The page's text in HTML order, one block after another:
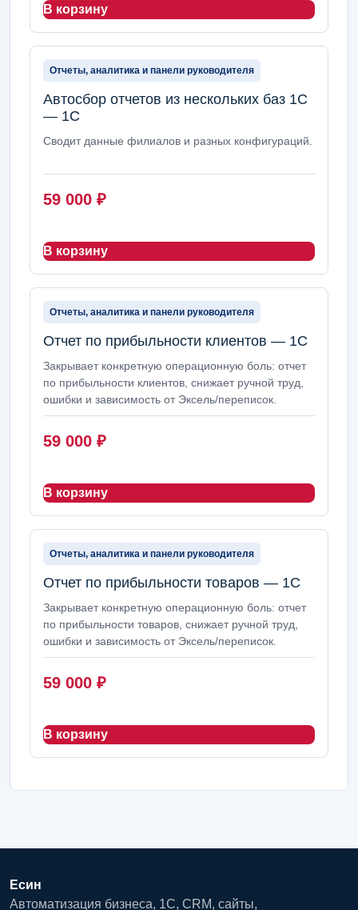
В корзину
Отчеты, аналитика и панели руководителя
Автосбор отчетов из нескольких баз 1С
— 1С
Сводит данные филиалов и разных конфигураций.
59 000 ₽
В корзину
Отчеты, аналитика и панели руководителя
Отчет по прибыльности клиентов — 1С
Закрывает конкретную операционную боль: отчет
по прибыльности клиентов, снижает ручной труд,
ошибки и зависимость от Эксель/переписок.
59 000 ₽
В корзину
Отчеты, аналитика и панели руководителя
Отчет по прибыльности товаров — 1С
Закрывает конкретную операционную боль: отчет
по прибыльности товаров, снижает ручной труд,
ошибки и зависимость от Эксель/переписок.
59 000 ₽
В корзину
Есин
Автоматизация бизнеса, 1С, CRM, сайты,